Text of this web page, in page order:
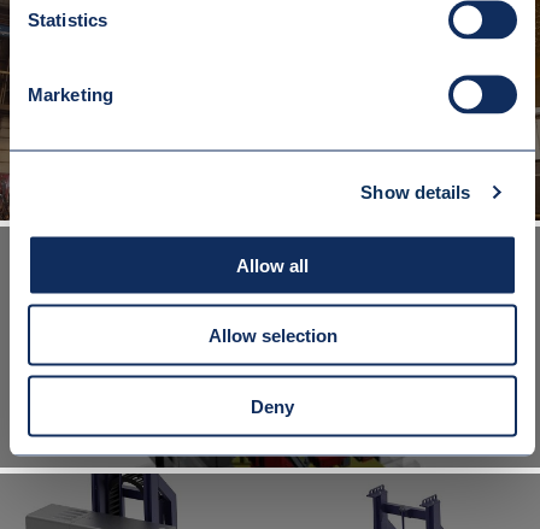
Statistics
Marketing
Show details
Allow all
Allow selection
Deny
SYSTEM AUTOMATYCZNEJ OBSŁUGI MAGAZYNÓW OBROTOWYCH
ZESPÓŁ CHWYTAKÓW DO TRANSPORTU SZYN